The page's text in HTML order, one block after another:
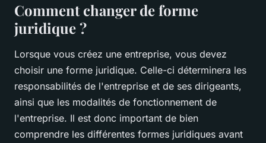
Comment changer de forme
juridique ?
Lorsque vous créez une entreprise, vous devez
choisir une forme juridique. Celle-ci déterminera les
responsabilités de l'entreprise et de ses dirigeants,
ainsi que les modalités de fonctionnement de
l'entreprise. Il est donc important de bien
comprendre les différentes formes juridiques avant